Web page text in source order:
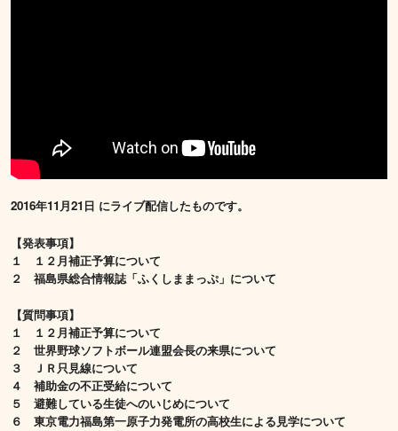
2016年11月21日 にライブ配信したものです。
【発表事項】
１ １２月補正予算について
２ 福島県総合情報誌「ふくしままっぷ」について
【質問事項】
１ １２月補正予算について
２ 世界野球ソフトボール連盟会長の来県について
３ ＪＲ只見線について
４ 補助金の不正受給について
５ 避難している生徒へのいじめについて
６ 東京電力福島第一原子力発電所の高校生による見学について